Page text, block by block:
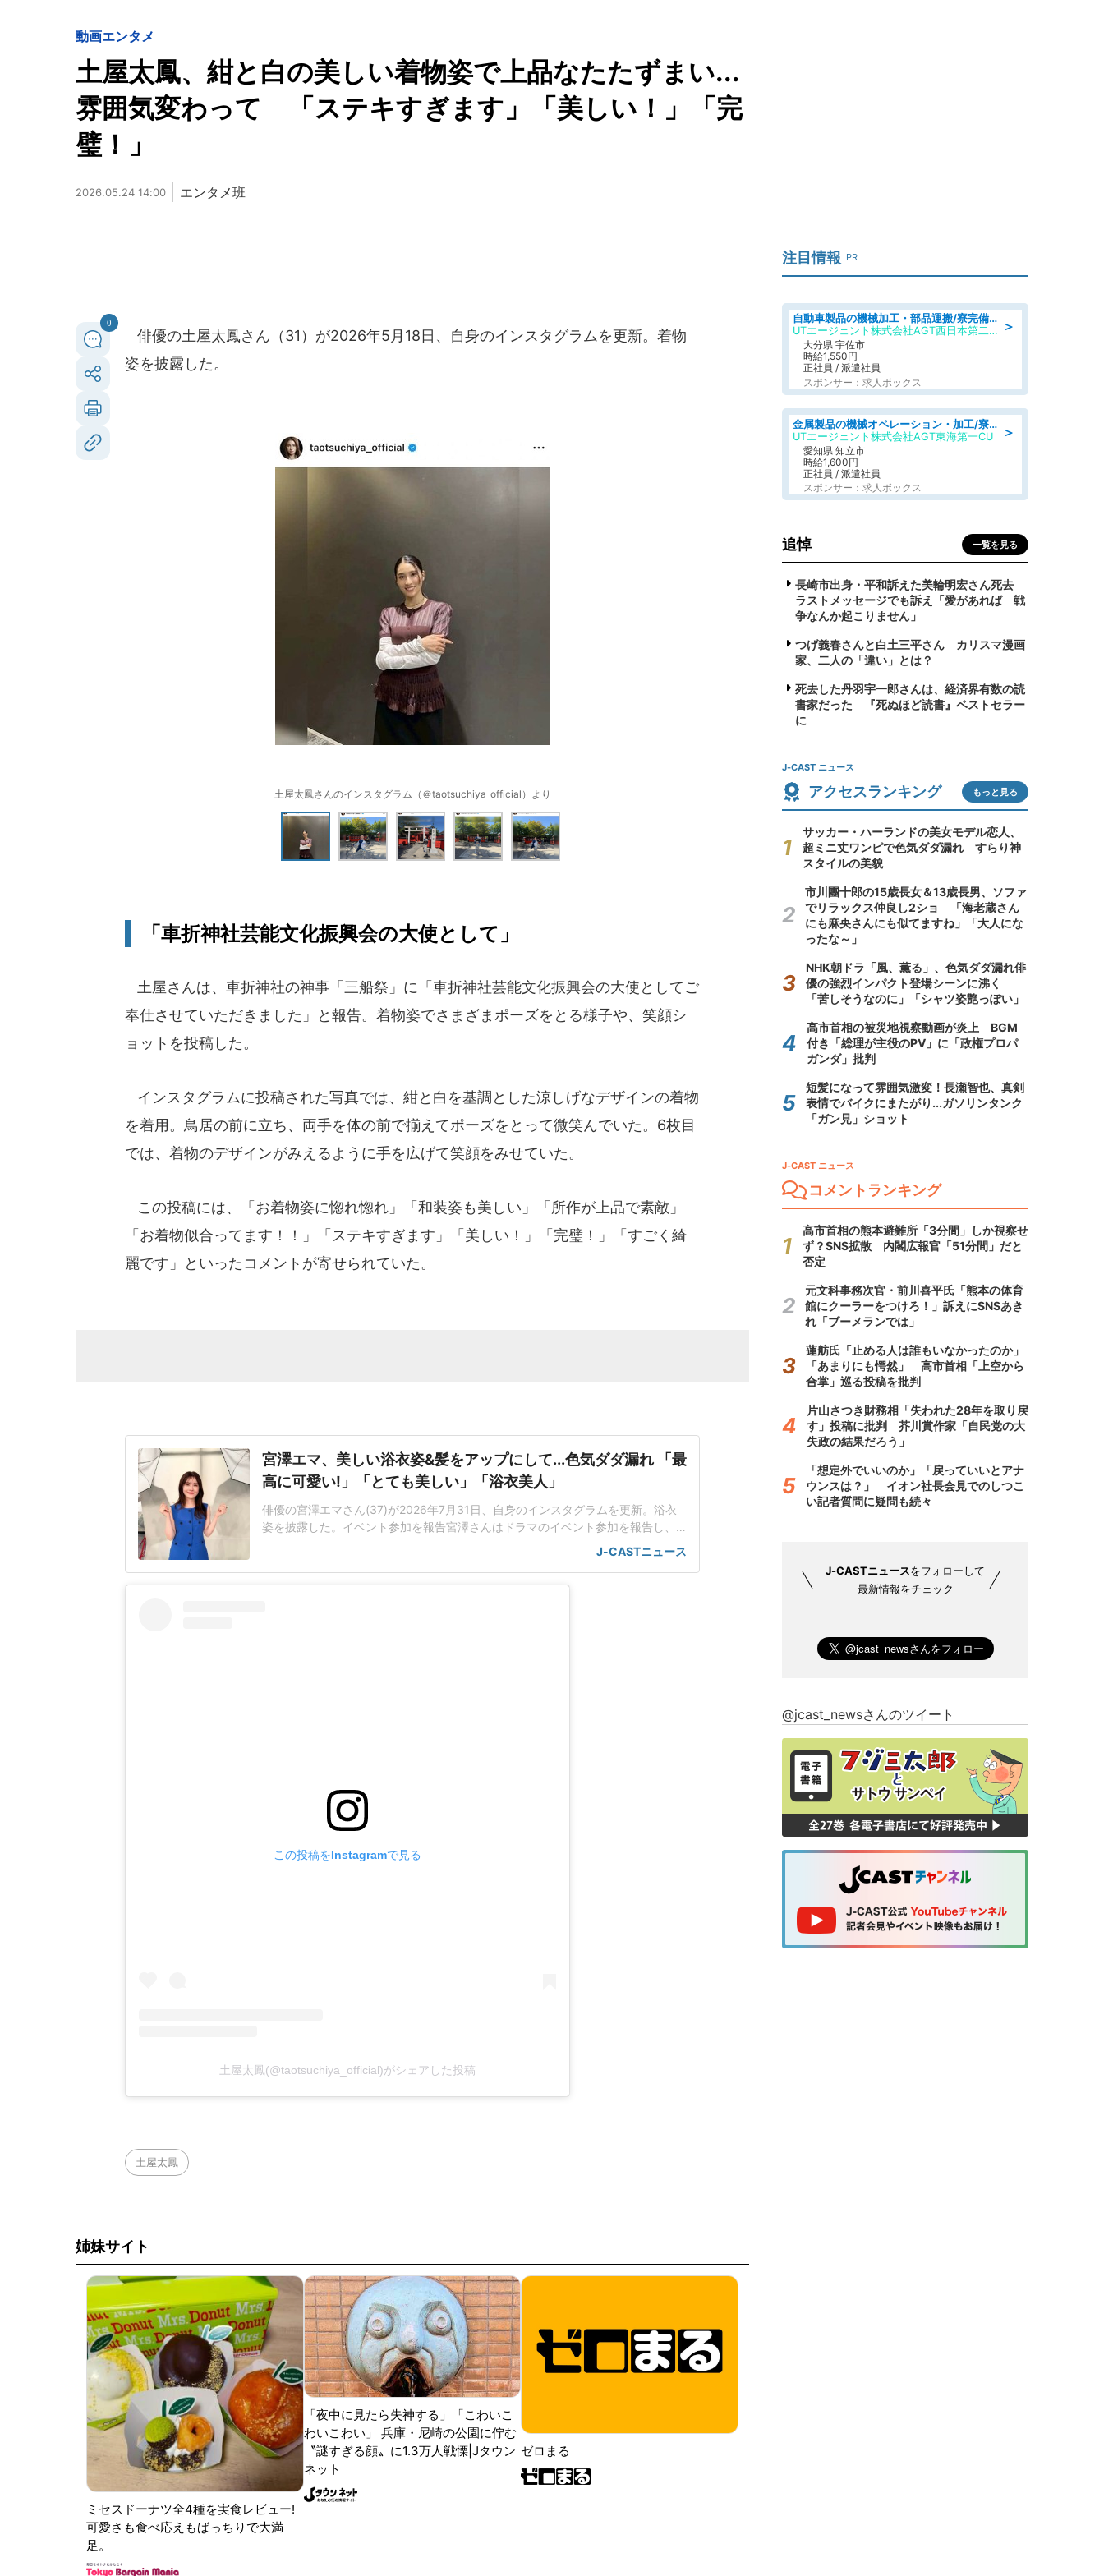
動画エンタメ
土屋太鳳、紺と白の美しい着物姿で上品なたたずまい...
雰囲気変わって 「ステキすぎます」「美しい！」「完
璧！」
2026.05.24 14:00 エンタメ班
0
俳優の土屋太鳳さん（31）が2026年5月18日、自身のインスタグラムを更新。着物
姿を披露した。
土屋太鳳さんのインスタグラム（＠taotsuchiya_official）より
「車折神社芸能文化振興会の大使として」
土屋さんは、車折神社の神事「三船祭」に「車折神社芸能文化振興会の大使としてご
奉仕させていただきました」と報告。着物姿でさまざまポーズをとる様子や、笑顔シ
ョットを投稿した。
インスタグラムに投稿された写真では、紺と白を基調とした涼しげなデザインの着物
を着用。鳥居の前に立ち、両手を体の前で揃えてポーズをとって微笑んでいた。6枚目
では、着物のデザインがみえるように手を広げて笑顔をみせていた。
この投稿には、「お着物姿に惚れ惚れ」「和装姿も美しい」「所作が上品で素敵」
「お着物似合ってます！！」「ステキすぎます」「美しい！」「完璧！」「すごく綺
麗です」といったコメントが寄せられていた。
宮澤エマ、美しい浴衣姿&髪をアップにして...色気ダダ漏れ 「最
高に可愛い!」「とても美しい」「浴衣美人」
俳優の宮澤エマさん(37)が2026年7月31日、自身のインスタグラムを更新。浴衣
姿を披露した。イベント参加を報告宮澤さんはドラマのイベント参加を報告し、
浴衣姿のショットを含む6枚の写真を投稿した。インスタグラムに投稿された写真
では、白地に菖蒲の花がデザインされた浴衣を着用。青色のグラデーションの帯
J-CASTニュース
この投稿をInstagramで見る
土屋太鳳(@taotsuchiya_official)がシェアした投稿
土屋太鳳
姉妹サイト
ミセスドーナツ全4種を実食レビュー!
可愛さも食べ応えもばっちりで大満
足。
「夜中に見たら失神する」「こわいこ
わいこわい」 兵庫・尼崎の公園に佇む
〝謎すぎる顔〟に1.3万人戦慄|Jタウン
ネット
ゼロまる
注目情報 PR
＞
自動車製品の機械加工・部品運搬/寮完備/日払い/工場・製造
UTエージェント株式会社AGT西日本第二CU
大分県 宇佐市
時給1,550円
正社員 / 派遣社員
スポンサー：求人ボックス
＞
金属製品の機械オペレーション・加工/寮完備/日払い/工場・製造
UTエージェント株式会社AGT東海第一CU
愛知県 知立市
時給1,600円
正社員 / 派遣社員
スポンサー：求人ボックス
追悼 一覧を見る
長崎市出身・平和訴えた美輪明宏さん死去
ラストメッセージでも訴え「愛があれば 戦
争なんか起こりません」
つげ義春さんと白土三平さん カリスマ漫画
家、二人の「違い」とは？
死去した丹羽宇一郎さんは、経済界有数の読
書家だった 『死ぬほど読書』ベストセラー
に
J-CAST ニュース
アクセスランキング もっと見る
サッカー・ハーランドの美女モデル恋人、
超ミニ丈ワンピで色気ダダ漏れ すらり神
スタイルの美貌
市川團十郎の15歳長女＆13歳長男、ソファ
でリラックス仲良し2ショ 「海老蔵さん
にも麻央さんにも似てますね」「大人にな
ったな～」
NHK朝ドラ「風、薫る」、色気ダダ漏れ俳
優の強烈インパクト登場シーンに沸く
「苦しそうなのに」「シャツ姿艶っぽい」
高市首相の被災地視察動画が炎上 BGM
付き「総理が主役のPV」に「政権プロパ
ガンダ」批判
短髪になって雰囲気激変！長瀬智也、真剣
表情でバイクにまたがり...ガソリンタンク
「ガン見」ショット
J-CAST ニュース
コメントランキング
高市首相の熊本避難所「3分間」しか視察せ
ず？SNS拡散 内閣広報官「51分間」だと
否定
元文科事務次官・前川喜平氏「熊本の体育
館にクーラーをつけろ！」訴えにSNSあき
れ「ブーメランでは」
蓮舫氏「止める人は誰もいなかったのか」
「あまりにも愕然」 高市首相「上空から
合掌」巡る投稿を批判
片山さつき財務相「失われた28年を取り戻
す」投稿に批判 芥川賞作家「自民党の大
失政の結果だろう」
「想定外でいいのか」「戻っていいとアナ
ウンスは？」 イオン社長会見でのしつこ
い記者質問に疑問も続々
J-CASTニュースをフォローして
最新情報をチェック
@jcast_newsさんのツイート